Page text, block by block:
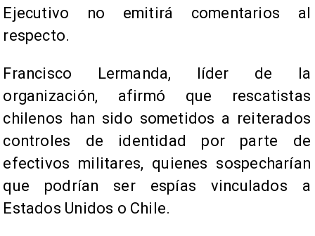
Ejecutivo no emitirá comentarios al
respecto.
Francisco Lermanda, líder de la
organización, afirmó que rescatistas
chilenos han sido sometidos a reiterados
controles de identidad por parte de
efectivos militares, quienes sospecharían
que podrían ser espías vinculados a
Estados Unidos o Chile.